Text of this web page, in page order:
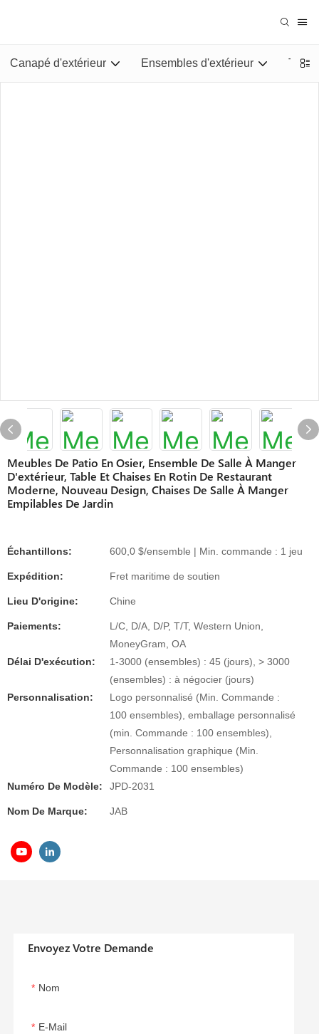
Canapé d'extérieur Ensembles d'extérieur
Meubles De Patio En Osier, Ensemble De Salle À Manger
D'extérieur, Table Et Chaises En Rotin De Restaurant
Moderne, Nouveau Design, Chaises De Salle À Manger
Empilables De Jardin
Échantillons: 600,0 $/ensemble | Min. commande : 1 jeu
Expédition: Fret maritime de soutien
Lieu D'origine: Chine
Paiements:
L/C, D/A, D/P, T/T, Western Union,
MoneyGram, OA
Délai D'exécution:
1-3000 (ensembles) : 45 (jours), > 3000
(ensembles) : à négocier (jours)
Personnalisation:
Logo personnalisé (Min. Commande :
100 ensembles), emballage personnalisé
(min. Commande : 100 ensembles),
Personnalisation graphique (Min.
Commande : 100 ensembles)
Numéro De Modèle:
JPD-2031
Nom De Marque: JAB
Envoyez Votre Demande
Nom
E-Mail